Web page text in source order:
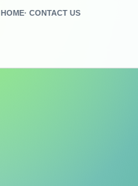
HOME CONTACT US